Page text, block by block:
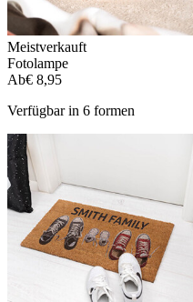
Meistverkauft
Fotolampe
Ab€ 8,95
Verfügbar in 6 formen